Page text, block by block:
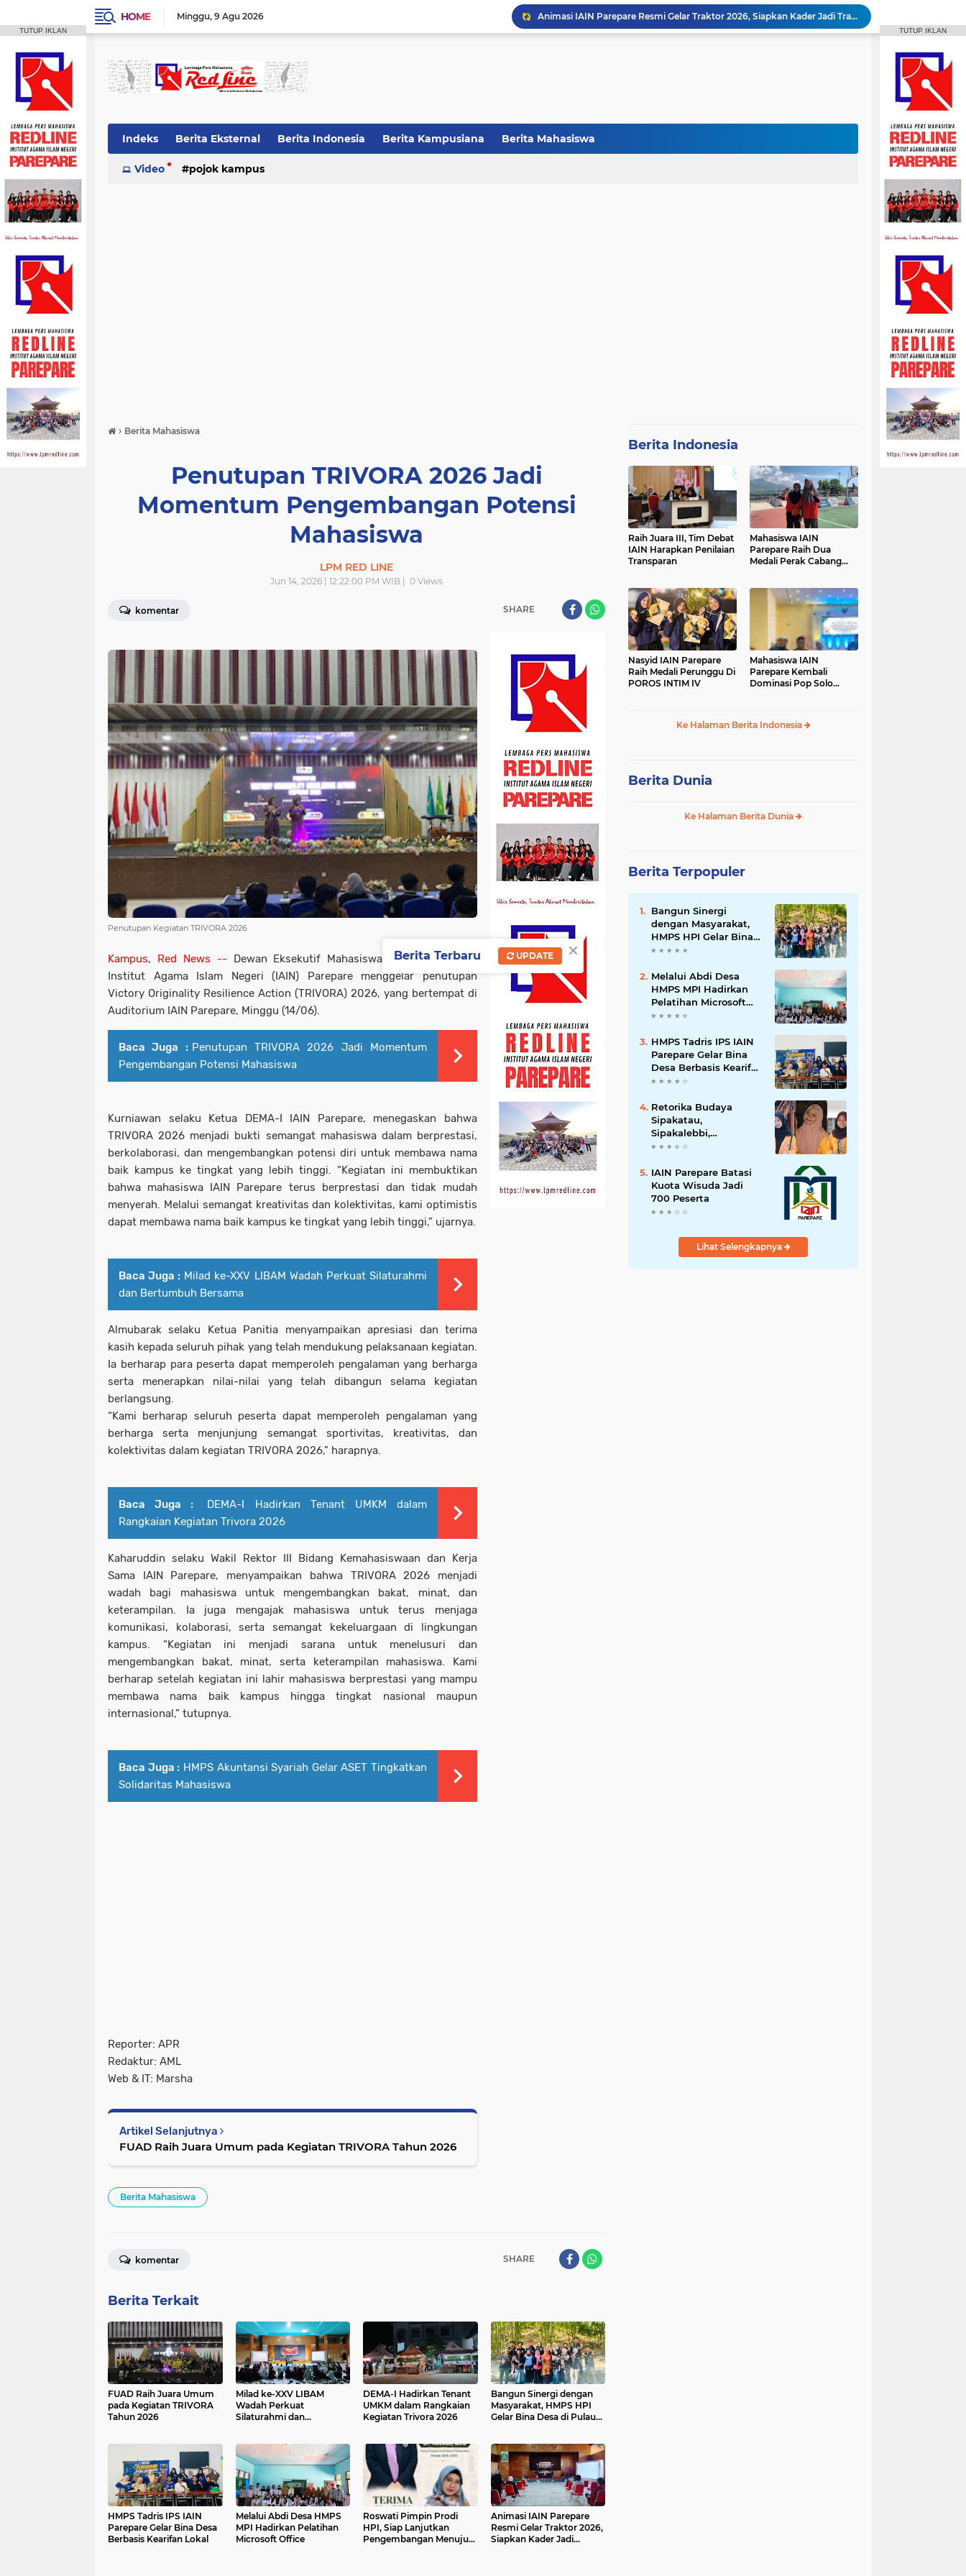
HOME Minggu 9 Agu 2026
Animasi IAIN Parepare Resmi Gelar Traktor 2026, Siapkan Kader Jadi Trainer
CCNC Batch VI Resmi Digelar Hadirkan Lomba Debat dan Desain Poster
Roswati Pimpin Prodi HPI, Siap Lanjutkan Pengembangan Menuju Internasionalisasi
Indeks Berita Eksternal Berita Indonesia Berita Kampusiana Berita Mahasiswa
Video pojok kampus
› Berita Mahasiswa
Penutupan TRIVORA 2026 Jadi
Momentum Pengembangan Potensi
Mahasiswa
LPM RED LINE
Jun 14, 2026 | 12:22:00 PM WIB | 0 Views
komentar SHARE
Penutupan Kegiatan TRIVORA 2026
Kampus, Red News -- Dewan Eksekutif Mahasiswa Institut (DEMA-I)
Institut Agama Islam Negeri (IAIN) Parepare menggelar penutupan
Victory Originality Resilience Action (TRIVORA) 2026, yang bertempat di
Auditorium IAIN Parepare, Minggu (14/06).
Baca Juga : Penutupan TRIVORA 2026 Jadi Momentum
Pengembangan Potensi Mahasiswa
Kurniawan selaku Ketua DEMA-I IAIN Parepare, menegaskan bahwa
TRIVORA 2026 menjadi bukti semangat mahasiswa dalam berprestasi,
berkolaborasi, dan mengembangkan potensi diri untuk membawa nama
baik kampus ke tingkat yang lebih tinggi. “Kegiatan ini membuktikan
bahwa mahasiswa IAIN Parepare terus berprestasi dan tidak mudah
menyerah. Melalui semangat kreativitas dan kolektivitas, kami optimistis
dapat membawa nama baik kampus ke tingkat yang lebih tinggi,” ujarnya.
Baca Juga : Milad ke-XXV LIBAM Wadah Perkuat Silaturahmi
dan Bertumbuh Bersama
Almubarak selaku Ketua Panitia menyampaikan apresiasi dan terima
kasih kepada seluruh pihak yang telah mendukung pelaksanaan kegiatan.
Ia berharap para peserta dapat memperoleh pengalaman yang berharga
serta menerapkan nilai-nilai yang telah dibangun selama kegiatan
berlangsung.
“Kami berharap seluruh peserta dapat memperoleh pengalaman yang
berharga serta menjunjung semangat sportivitas, kreativitas, dan
kolektivitas dalam kegiatan TRIVORA 2026,” harapnya.
Baca Juga :
DEMA-I Hadirkan Tenant UMKM dalam
Rangkaian Kegiatan Trivora 2026
Kaharuddin selaku Wakil Rektor III Bidang Kemahasiswaan dan Kerja
Sama IAIN Parepare, menyampaikan bahwa TRIVORA 2026 menjadi
wadah bagi mahasiswa untuk mengembangkan bakat, minat, dan
keterampilan. Ia juga mengajak mahasiswa untuk terus menjaga
komunikasi, kolaborasi, serta semangat kekeluargaan di lingkungan
kampus. “Kegiatan ini menjadi sarana untuk menelusuri dan
mengembangkan bakat, minat, serta keterampilan mahasiswa. Kami
berharap setelah kegiatan ini lahir mahasiswa berprestasi yang mampu
membawa nama baik kampus hingga tingkat nasional maupun
internasional,” tutupnya.
Baca Juga : HMPS Akuntansi Syariah Gelar ASET Tingkatkan
Solidaritas Mahasiswa
Reporter: APR
Redaktur: AML
Web & IT: Marsha
Artikel Selanjutnya
FUAD Raih Juara Umum pada Kegiatan TRIVORA Tahun 2026
Berita Mahasiswa
SHARE
komentar
Berita Terkait
FUAD Raih Juara Umum
pada Kegiatan TRIVORA
Tahun 2026
Milad ke-XXV LIBAM
Wadah Perkuat
Silaturahmi dan
DEMA-I Hadirkan Tenant
UMKM dalam Rangkaian
Kegiatan Trivora 2026
Bangun Sinergi dengan
Masyarakat, HMPS HPI
Gelar Bina Desa di Pulau
HMPS Tadris IPS IAIN
Parepare Gelar Bina Desa
Berbasis Kearifan Lokal
Melalui Abdi Desa HMPS
MPI Hadirkan Pelatihan
Microsoft Office
Roswati Pimpin Prodi
HPI, Siap Lanjutkan
Pengembangan Menuju
Animasi IAIN Parepare
Resmi Gelar Traktor 2026,
Siapkan Kader Jadi
Berita Indonesia
Raih Juara III, Tim Debat
IAIN Harapkan Penilaian
Transparan
Mahasiswa IAIN
Parepare Raih Dua
Medali Perak Cabang
Nasyid IAIN Parepare
Raih Medali Perunggu Di
POROS INTIM IV
Mahasiswa IAIN
Parepare Kembali
Dominasi Pop Solo
Ke Halaman Berita Indonesia
Berita Dunia
Ke Halaman Berita Dunia
Berita Terpopuler
Bangun Sinergi
dengan Masyarakat,
HMPS HPI Gelar Bina
Desa di Pulau Battoa
Melalui Abdi Desa
HMPS MPI Hadirkan
Pelatihan Microsoft
Office
HMPS Tadris IPS IAIN
Parepare Gelar Bina
Desa Berbasis Kearifan
Lokal
Retorika Budaya
Sipakatau,
Sipakalebbi,
Sipakainge yang
Suku Bugis
IAIN Parepare Batasi
Kuota Wisuda Jadi
700 Peserta
Lihat Selengkapnya
TUTUP IKLAN TUTUP IKLAN
×
Berita Terbaru UPDATE